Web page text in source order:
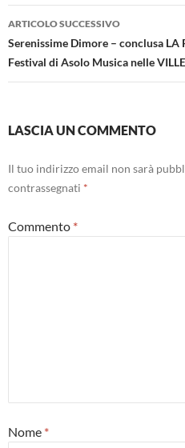
ARTICOLO SUCCESSIVO
Serenissime Dimore – conclusa
Festival di Asolo Musica nelle
LASCIA UN COMMENTO
Il tuo indirizzo email non sarà
contrassegnati *
Commento *
Nome *